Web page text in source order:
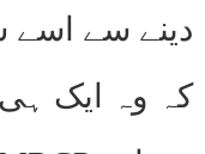
دینے سے اسے
کہ وہ ایک